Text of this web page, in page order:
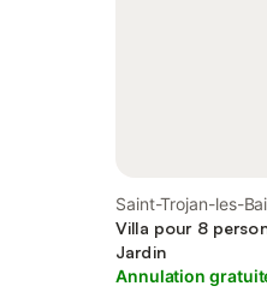
Saint-Trojan-les-
Rochefort
Villa pour 8
Jardin
Annulation